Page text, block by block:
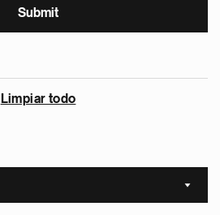
Limpiar todo
Sort